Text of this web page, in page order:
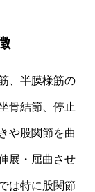
、半膜様筋の
骨結節、停止
や股関節を曲
展・屈曲させ
は特に股関節